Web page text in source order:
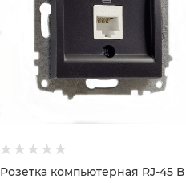
Розетка компьютерная RJ-45 В